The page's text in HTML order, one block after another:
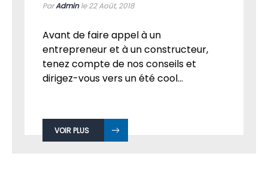
ParAdminle 22Août, 2018
Avant de faire appel à un
entrepreneur et à un constructeur,
tenez compte de nos conseils et
dirigez-vous vers un été cool...
VOIR PLUS